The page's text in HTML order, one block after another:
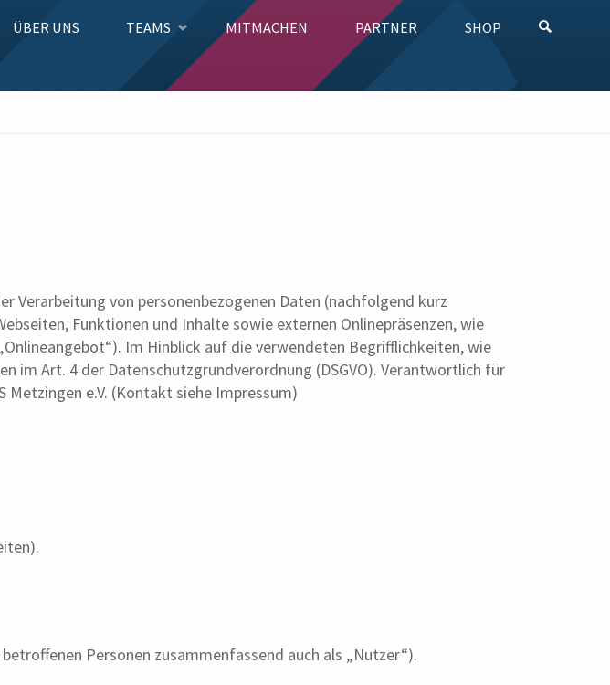
ÜBER UNS TEAMS MITMACHEN PARTNER SHOP
Verarbeitung von personenbezogenen Daten (nachfolgend kurz
Funktionen und Inhalte sowie externen Onlinepräsenzen, wie
Im Hinblick auf die verwendeten Begrifflichkeiten, wie
im Art. 4 der Datenschutzgrundverordnung (DSGVO). Verantwortlich für
e.V. (Kontakt siehe Impressum)
Personen zusammenfassend auch als „Nutzer“).